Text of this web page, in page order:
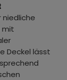
niedliche
mit
Deckel lässt